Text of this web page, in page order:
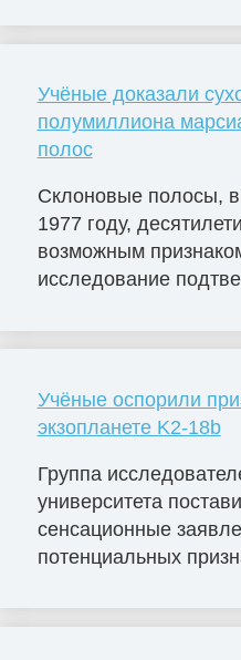
Учёные доказали
полумиллиона
полос
Склоновые полосы,
1977 году,
возможным
исследование
Учёные оспорили
экзопланете K2-18b
Группа
университета
сенсационные
потенциальных